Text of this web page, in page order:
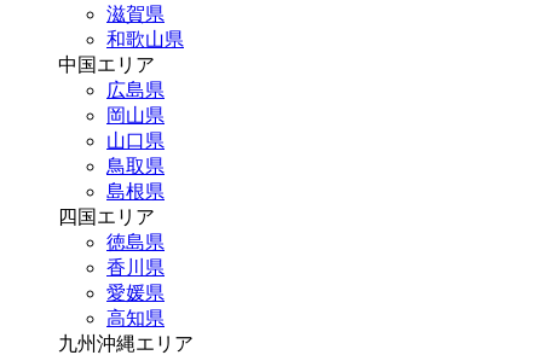
滋賀県
和歌山県
中国エリア
広島県
岡山県
山口県
鳥取県
島根県
四国エリア
徳島県
香川県
愛媛県
高知県
九州沖縄エリア